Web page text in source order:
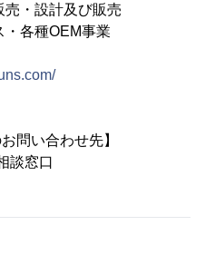
・設計及び販売
種OEM事業
問い合わせ先】
談窓口